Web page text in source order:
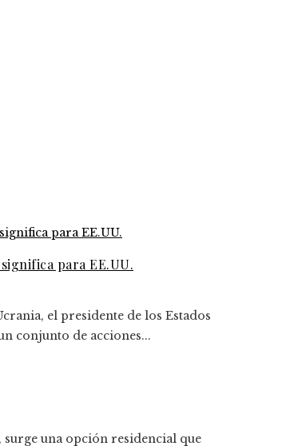
para EE.UU.
el presidente de los Estados
conjunto de acciones...
una opción residencial que